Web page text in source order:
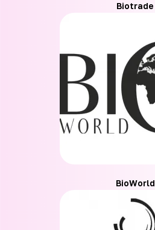
Biotrade
BioWorld